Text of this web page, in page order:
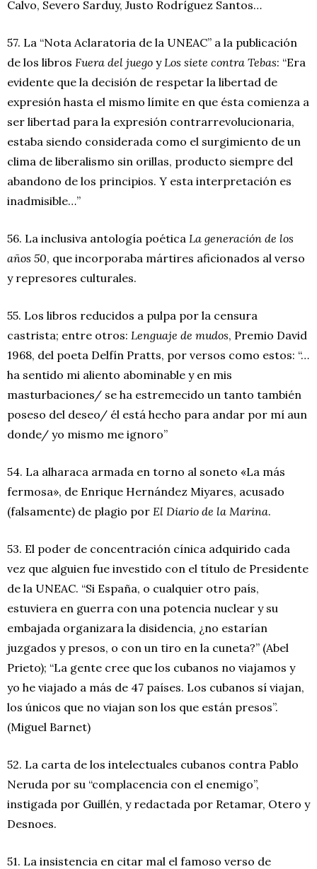
Calvo, Severo Sarduy, Justo Rodríguez Santos…
57. La “Nota Aclaratoria de la UNEAC” a la publicación
de los libros Fuera del juego yLos siete contra Tebas: “Era
evidente que la decisión de respetar la libertad de
expresión hasta el mismo límite en que ésta comienza a
ser libertad para la expresión contrarrevolucionaria,
estaba siendo considerada como el surgimiento de un
clima de liberalismo sin orillas, producto siempre del
abandono de los principios. Y esta interpretación es
inadmisible…”
56. La inclusiva antología poética La generación de los
años 50, que incorporaba mártires aficionados al verso
y represores culturales.
55. Los libros reducidos a pulpa por la censura
castrista; entre otros: Lenguaje de mudos, Premio David
1968, del poeta Delfín Pratts, por versos como estos: “…
ha sentido mi aliento abominable y en mis
masturbaciones/ se ha estremecido un tanto también
poseso del deseo/ él está hecho para andar por mí aun
donde/ yo mismo me ignoro”
54. La alharaca armada en torno al soneto «La más
fermosa», de Enrique Hernández Miyares, acusado
(falsamente) de plagio por El Diario de la Marina.
53. El poder de concentración cínica adquirido cada
vez que alguien fue investido con el título de Presidente
de la UNEAC. “Si España, o cualquier otro país,
estuviera en guerra con una potencia nuclear y su
embajada organizara la disidencia, ¿no estarían
juzgados y presos, o con un tiro en la cuneta?” (Abel
Prieto); “La gente cree que los cubanos no viajamos y
yo he viajado a más de 47 países. Los cubanos sí viajan,
los únicos que no viajan son los que están presos”.
(Miguel Barnet)
52. La carta de los intelectuales cubanos contra Pablo
Neruda por su “complacencia con el enemigo”,
instigada por Guillén, y redactada por Retamar, Otero y
Desnoes.
51. La insistencia en citar mal el famoso verso de